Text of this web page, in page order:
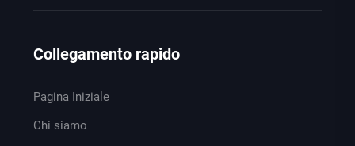
Collegamento rapido
Pagina Iniziale
Chi siamo